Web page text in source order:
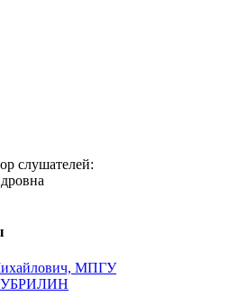
слушателей: